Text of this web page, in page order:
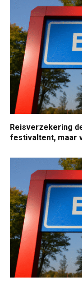
Reisverzekering
festivaltent, maar